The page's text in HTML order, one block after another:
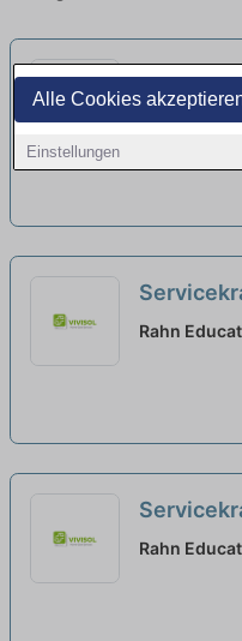
Alle Cookies
Einstellungen
Campus
Rahn
den
Rahn
das
Rahn